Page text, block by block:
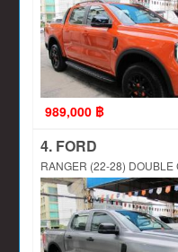
989,000 ฿
4. FORD
RANGER (22-28) DOUBLE